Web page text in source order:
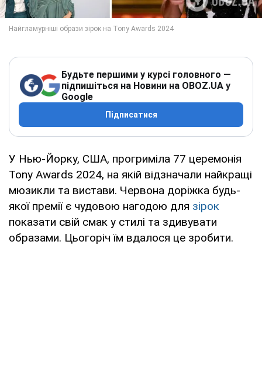
Будьте першими у курсі головного —
підпишіться на Новини на OBOZ.UA у
Google
Підписатися
У Нью-Йорку, США, прогриміла 77 церемонія
Tony Awards 2024, на якій відзначали найкращі
мюзикли та вистави. Червона доріжка будь-
якої премії є чудовою нагодою для зірок
показати свій смак у стилі та здивувати
образами. Цьогоріч їм вдалося це зробити.